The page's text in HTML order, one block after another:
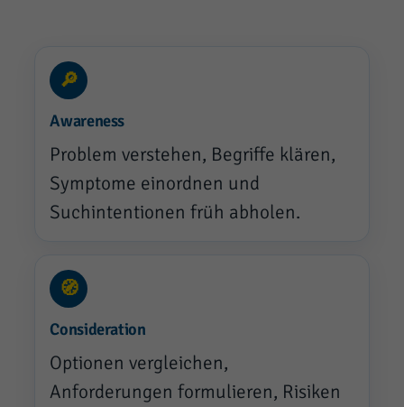
🔎
Awareness
Problem verstehen, Begriffe klären,
Symptome einordnen und
Suchintentionen früh abholen.
🧭
Consideration
Optionen vergleichen,
Anforderungen formulieren, Risiken